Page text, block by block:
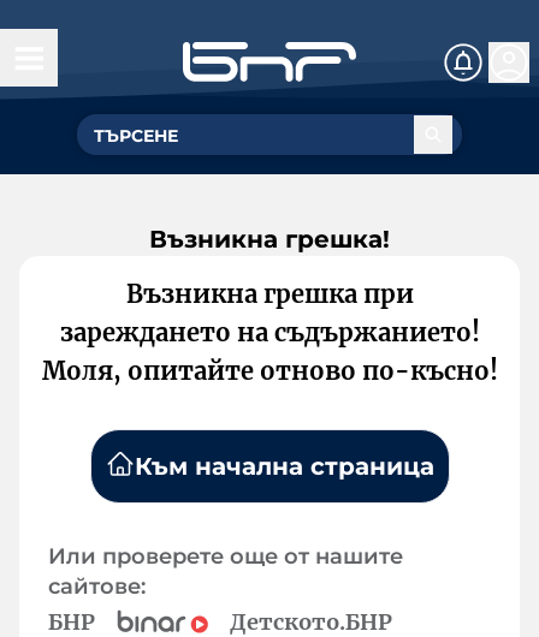
Възникна грешка!
Възникна грешка при
зареждането на съдържанието!
Моля, опитайте отново по-късно!
Към начална страница
Или проверете още от нашите
сайтове:
БНР
Детското.БНР